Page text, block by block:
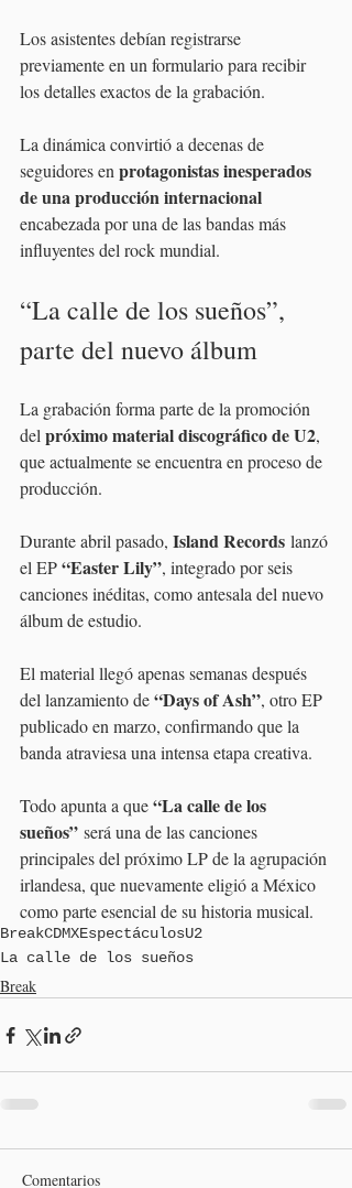
Los asistentes debían registrarse
previamente en un formulario para recibir
los detalles exactos de la grabación.
La dinámica convirtió a decenas de
seguidores en protagonistas inesperados
de una producción internacional
encabezada por una de las bandas más
influyentes del rock mundial.
“La calle de los sueños”,
parte del nuevo álbum
La grabación forma parte de la promoción
del próximo material discográfico de U2,
que actualmente se encuentra en proceso de
producción.
Durante abril pasado, Island Records lanzó
el EP “Easter Lily”, integrado por seis
canciones inéditas, como antesala del nuevo
álbum de estudio.
El material llegó apenas semanas después
del lanzamiento de “Days of Ash”, otro EP
publicado en marzo, confirmando que la
banda atraviesa una intensa etapa creativa.
Todo apunta a que “La calle de los
sueños” será una de las canciones
principales del próximo LP de la agrupación
irlandesa, que nuevamente eligió a México
como parte esencial de su historia musical.
BreakCDMXEspectáculosU2
La calle de los sueños
Break
Comentarios